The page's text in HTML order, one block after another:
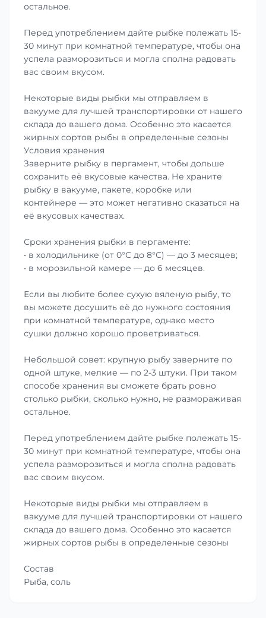
остальное.
Перед употреблением дайте рыбке полежать 15-
30 минут при комнатной температуре, чтобы она
успела разморозиться и могла сполна радовать
вас своим вкусом.
Некоторые виды рыбки мы отправляем в
вакууме для лучшей транспортировки от нашего
склада до вашего дома. Особенно это касается
жирных сортов рыбы в определенные сезоны
Условия хранения
Заверните рыбку в пергамент, чтобы дольше
сохранить её вкусовые качества. Не храните
рыбку в вакууме, пакете, коробке или
контейнере — это может негативно сказаться на
её вкусовых качествах.
Сроки хранения рыбки в пергаменте:
• в холодильнике (от 0°С до 8°С) — до 3 месяцев;
• в морозильной камере — до 6 месяцев.
Если вы любите более сухую вяленую рыбу, то
вы можете досушить её до нужного состояния
при комнатной температуре, однако место
сушки должно хорошо проветриваться.
Небольшой совет: крупную рыбу заверните по
одной штуке, мелкие — по 2-3 штуки. При таком
способе хранения вы сможете брать ровно
столько рыбки, сколько нужно, не размораживая
остальное.
Перед употреблением дайте рыбке полежать 15-
30 минут при комнатной температуре, чтобы она
успела разморозиться и могла сполна радовать
вас своим вкусом.
Некоторые виды рыбки мы отправляем в
вакууме для лучшей транспортировки от нашего
склада до вашего дома. Особенно это касается
жирных сортов рыбы в определенные сезоны
Состав
Рыба, соль